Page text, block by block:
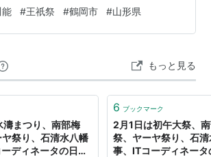
します。 受付を済ませると、その場で
凍み豆腐（しみどうふ）が振る舞われ
てから一度雪で冷したもので、この地
。 1月中旬から、各座の当屋の親戚や地
能 #王祇祭 #鶴岡市 #山形県
もっと見る
まつり、南部梅
祭り、石清水八幡
ディネータの日、
6 ブックマーク
2月1日は初午大祭、
祭、ヤーヤ祭り、石
事、ITコーディネー